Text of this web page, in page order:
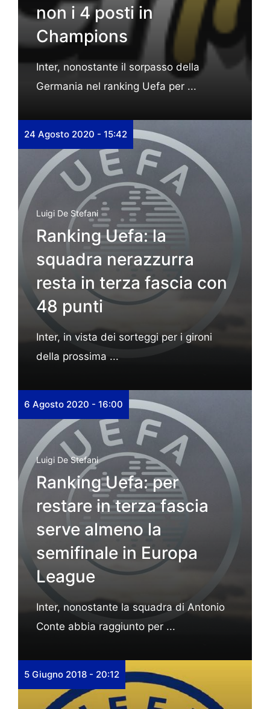
non i 4 posti in
Champions
Inter, nonostante il sorpasso della
Germania nel ranking Uefa per ...
24 Agosto 2020 - 15:42
Luigi De Stefani
Ranking Uefa: la
squadra nerazzurra
resta in terza fascia con
48 punti
Inter, in vista dei sorteggi per i gironi
della prossima ...
6 Agosto 2020 - 16:00
Luigi De Stefani
Ranking Uefa: per
restare in terza fascia
serve almeno la
semifinale in Europa
League
Inter, nonostante la squadra di Antonio
Conte abbia raggiunto per ...
5 Giugno 2018 - 20:12